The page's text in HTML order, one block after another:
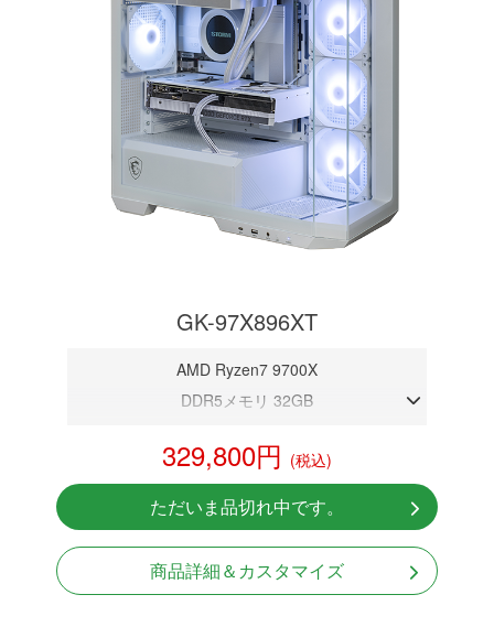
GK-97X896XT
AMD Ryzen7 9700X
DDR5メモリ 32GB
NVMeSSD 1TB
無線LAN Bluetooth対応
Windows11 Home 64bit
329,800円 (税込)
ただいま品切れ中です。
商品詳細＆カスタマイズ